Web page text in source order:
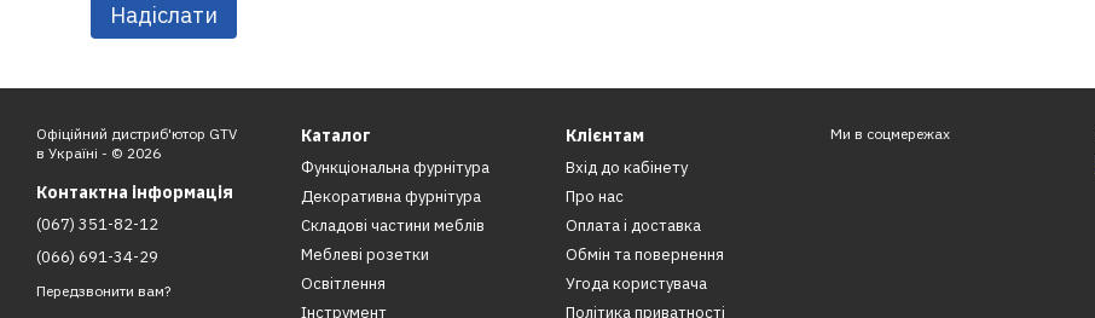
Надіслати
Офіційний дистриб'ютор GTV
в Україні - © 2026
Контактна інформація
(067) 351-82-12
(066) 691-34-29
Передзвонити вам?
Каталог
Функціональна фурнітура
Декоративна фурнітура
Складові частини меблів
Меблеві розетки
Освітлення
Інструмент
Клієнтам
Вхід до кабінету
Про нас
Оплата і доставка
Обмін та повернення
Угода користувача
Політика приватності
Ми в соцмережах